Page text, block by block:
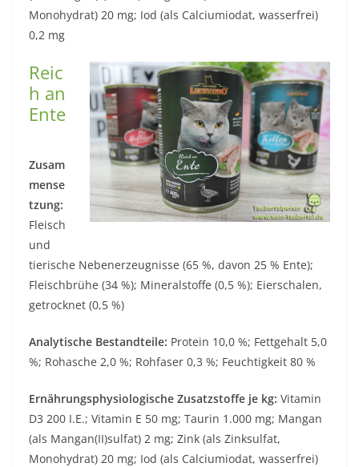
Monohydrat) 20 mg; Iod (als Calciumiodat, wasserfrei)
0,2 mg
Reic
h an
Ente
Zusam
mense
tzung:
Fleisch
und
tierische Nebenerzeugnisse (65 %, davon 25 % Ente);
Fleischbrühe (34 %); Mineralstoffe (0,5 %); Eierschalen,
getrocknet (0,5 %)
Analytische Bestandteile: Protein 10,0 %; Fettgehalt 5,0
%; Rohasche 2,0 %; Rohfaser 0,3 %; Feuchtigkeit 80 %
Ernährungsphysiologische Zusatzstoffe je kg: Vitamin
D3 200 I.E.; Vitamin E 50 mg; Taurin 1.000 mg; Mangan
(als Mangan(II)sulfat) 2 mg; Zink (als Zinksulfat,
Monohydrat) 20 mg; Iod (als Calciumiodat, wasserfrei)